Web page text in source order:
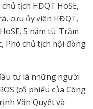
tịch HĐQT HoSE,
cựu ủy viên HĐQT,
5 năm tù; Trầm
Phó chủ tịch hội đồng
tư là những người
(cổ phiếu của Công
Văn Quyết và